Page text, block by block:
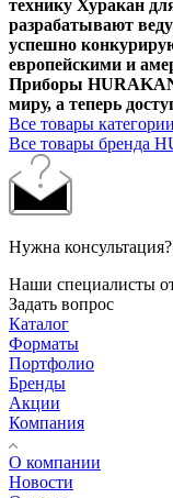
технику Хуракан
разрабатывают
успешно
европейскими и
Приборы HURAKAN
миру, а теперь
Все товары категории
Все товары бренда
Нужна консультация?
Наши специалисты
Задать вопрос
Каталог
Форматы
Портфолио
Бренды
Акции
Компания
О компании
Новости